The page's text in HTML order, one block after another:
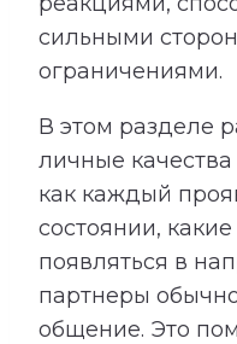
сильными
ограничениями.
В этом разделе
личные
как каждый
состоянии,
появляться в
партнеры
общение. Это